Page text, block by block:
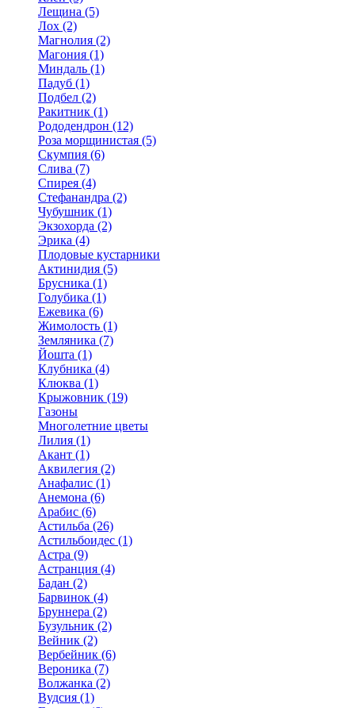
Лещина (5)
Лох (2)
Магнолия (2)
Магония (1)
Миндаль (1)
Падуб (1)
Подбел (2)
Ракитник (1)
Рододендрон (12)
Роза морщинистая (5)
Скумпия (6)
Слива (7)
Спирея (4)
Стефанандра (2)
Чубушник (1)
Экзохорда (2)
Эрика (4)
Плодовые кустарники
Актинидия (5)
Брусника (1)
Голубика (1)
Ежевика (6)
Жимолость (1)
Земляника (7)
Йошта (1)
Клубника (4)
Клюква (1)
Крыжовник (19)
Газоны
Многолетние цветы
Лилия (1)
Акант (1)
Аквилегия (2)
Анафалис (1)
Анемона (6)
Арабис (6)
Астильба (26)
Астильбоидес (1)
Астра (9)
Астранция (4)
Бадан (2)
Барвинок (4)
Бруннера (2)
Бузульник (2)
Вейник (2)
Вербейник (6)
Вероника (7)
Волжанка (2)
Вудсия (1)